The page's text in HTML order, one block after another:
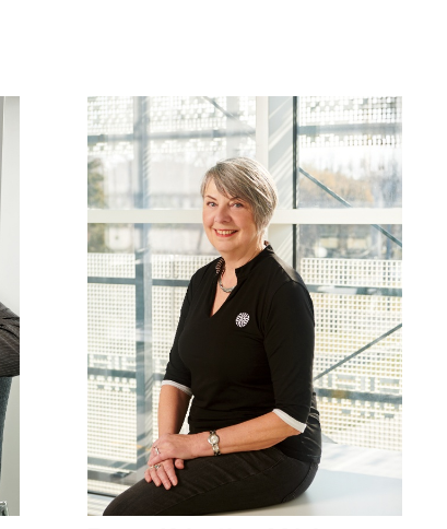
REGIONÁLIS (NEMZETKÖZI) GYŰJTEMÉNYEK (GYŰJTEMÉNYI FŐOSZTÁLY)
HÁZTARTÁSGYŰJTEMÉNY (GYŰJTEMÉNYI FŐOSZTÁLY)
RÍTUSGYŰJTEMÉNY (GYŰJTEMÉNYI FŐOSZTÁLY)
HÁZTARTÁSGYŰJTEMÉNY (GYŰJTEMÉNYI FŐOSZTÁLY)
RÍTUSGYŰJTEMÉNY (GYŰJTEMÉNYI FŐOSZTÁLY)
GYŰJTEMÉNYKEZELŐK (GYŰJTEMÉNYI FŐOSZTÁLY)
GAZDÁLKODÁSGYŰJTEMÉNY (GYŰJTEMÉNYI FŐOSZTÁLY)
TECHNOLÓGIA GYŰJTEMÉNY (GYŰJTEMÉNYI FŐOSZTÁLY)